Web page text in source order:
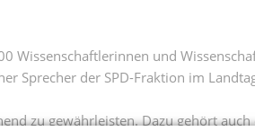
Wissenschaftlerinnen und
Sprecher der SPD-Fraktion im
zu gewährleisten. Dazu gehört